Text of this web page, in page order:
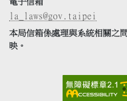
電子信箱
la_laws@gov.taipei
本局信箱係處理與系統相關之
映。